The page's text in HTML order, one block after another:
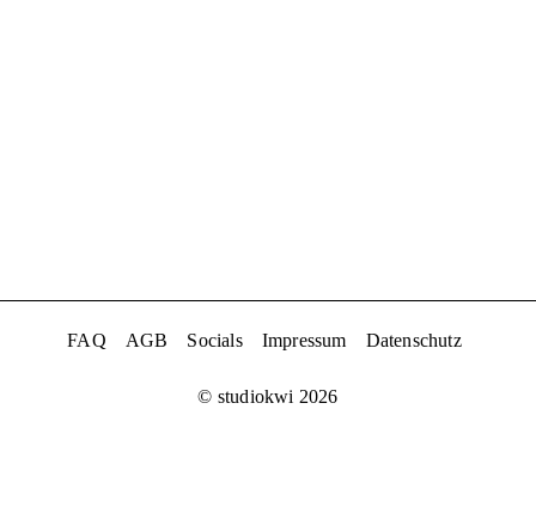
FAQ AGB Socials Impressum Datenschutz
© studiokwi 2026